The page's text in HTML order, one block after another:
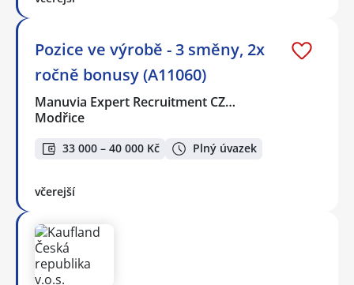
Pozice ve výrobě - 3 směny, 2x
ročně bonusy (A11060)
Manuvia Expert Recruitment CZ…
Modřice
33 000 – 40 000 Kč Plný úvazek
včerejší